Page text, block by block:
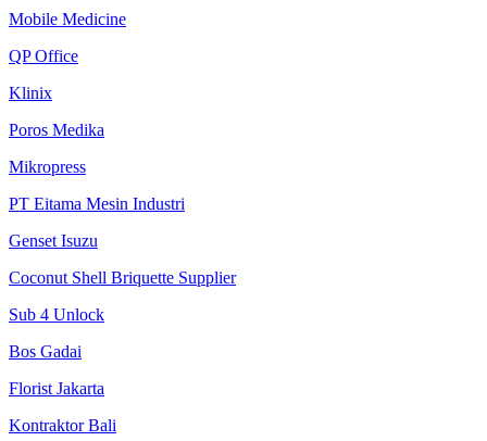
Mobile Medicine
QP Office
Klinix
Poros Medika
Mikropress
PT Eitama Mesin Industri
Genset Isuzu
Coconut Shell Briquette Supplier
Sub 4 Unlock
Bos Gadai
Florist Jakarta
Kontraktor Bali